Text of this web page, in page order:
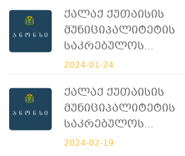
Ქალაქ Ქუთაისის
Მუნიციპალიტეტის
Საკრებულოს...
2024-01-24
Ქალაქ Ქუთაისის
Მუნიციპალიტეტის
Საკრებულოს...
2024-02-19